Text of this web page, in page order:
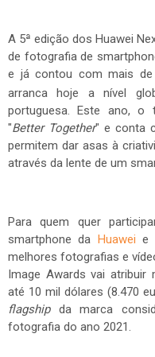
A 5ª edição dos Huawei
de fotografia de
e já contou com mais de
arranca hoje a nível
portuguesa. Este ano, o
"Better Together" e conta
permitem dar asas à
através da lente de um
Para quem quer
smartphone da Huawei e
melhores fotografias e
Image Awards vai atribuir
até 10 mil dólares (8.470
flagship da marca
fotografia do ano 2021.